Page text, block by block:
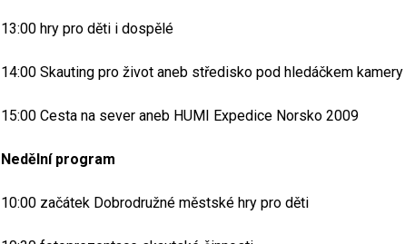
13:00 hry pro děti i dospělé
14:00 Skauting pro život aneb středisko pod hledáčkem kamery
15:00 Cesta na sever aneb HUMI Expedice Norsko 2009
Nedělní program
10:00 začátek Dobrodružné městské hry pro děti